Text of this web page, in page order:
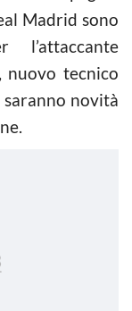
Madrid sono
nuovo tecnico
saranno novità